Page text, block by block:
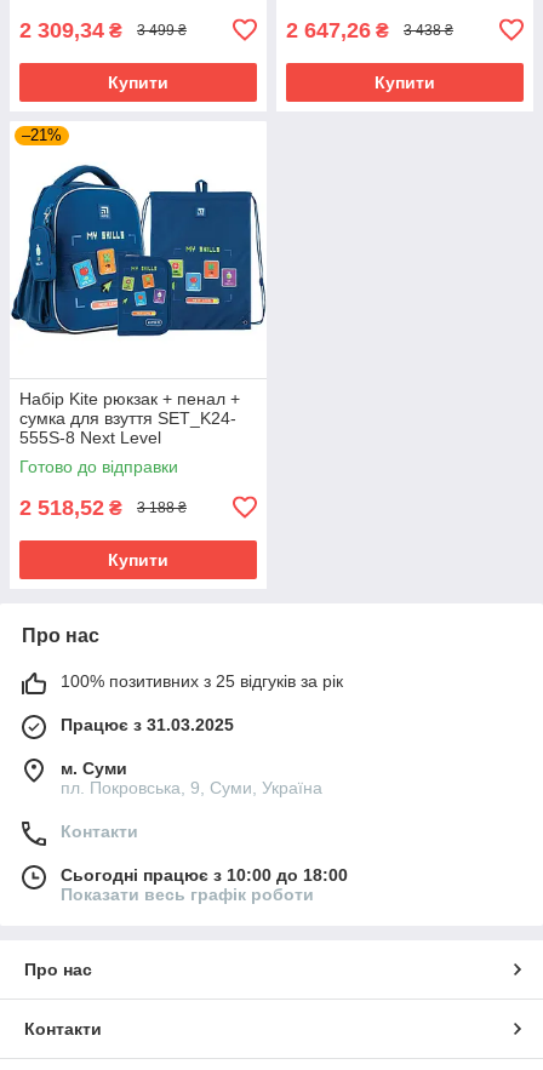
2 309,34 ₴ 3 499 ₴
Купити
2 647,26 ₴ 3 438 ₴
Купити
–21%
Набір Kite рюкзак + пенал +
сумка для взуття SET_K24-
555S-8 Next Level
Готово до відправки
2 518,52 ₴ 3 188 ₴
Купити
Про нас
100% позитивних з 25 відгуків за рік
Працює з 31.03.2025
м. Суми
пл. Покровська, 9, Суми, Україна
Контакти
Сьогодні працює з 10:00 до 18:00
Показати весь графік роботи
Про нас
Контакти